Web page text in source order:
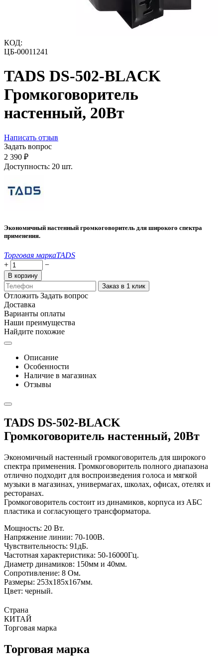
КОД:
ЦБ-00011241
TADS DS-502-BLACK
Громкоговоритель
настенный, 20Вт
Написать отзыв
Задать вопрос
2 390 ₽
Доступность: 20 шт.
Экономичный настенный громкоговоритель для широкого спектра
применения.
Торговая маркаTADS
+
−
В корзину
Заказ в 1 клик
Отложить Задать вопрос
Доставка
Варианты оплаты
Наши преимущества
Найдите похожие
Описание
Особенности
Наличие в магазинах
Отзывы
TADS DS-502-BLACK
Громкоговоритель настенный, 20Вт
Экономичный настенный громкоговоритель для широкого
спектра применения. Громкоговоритель полного диапазона
отлично подходит для воспроизведения голоса и мягкой
музыки в магазинах, универмагах, школах, офисах, отелях и
ресторанах.
Громкоговоритель состоит из динамиков, корпуса из АБС
пластика и согласующего трансформатора.
Мощность: 20 Вт.
Напряжение линии: 70-100В.
Чувствительность: 91дБ.
Частотная характеристика: 50-16000Гц.
Диаметр динамиков: 150мм и 40мм.
Сопротивление: 8 Ом.
Размеры: 253х185х167мм.
Цвет: черный.
Страна
КИТАЙ
Торговая марка
Торговая марка